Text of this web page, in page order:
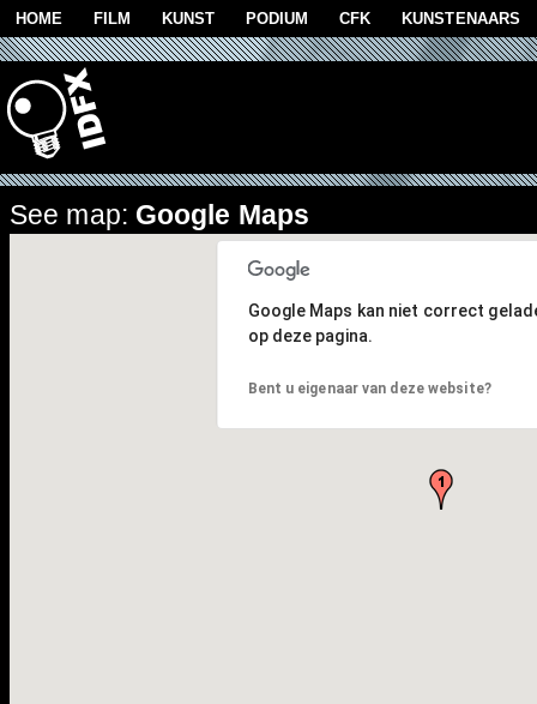
Overslaan en naar de algemene inhoud gaan
HOME FILM KUNST PODIUM CFK KUNSTENAARS
See map: Google Maps
Google Maps kan niet correct
op deze pagina.
Bent u eigenaar van deze website?